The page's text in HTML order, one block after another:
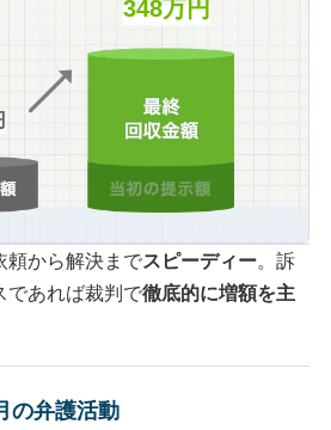
348万円
頼から解決までスピーディー。訴
であれば裁判で徹底的に増額を主
の弁護活動